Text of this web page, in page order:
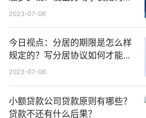
工资？
2023-07-06
今日视点：分居的期限是怎么样
规定的？写分居协议如何才能有
效？
2023-07-06
小额贷款公司贷款原则有哪些？
贷款不还有什么后果？